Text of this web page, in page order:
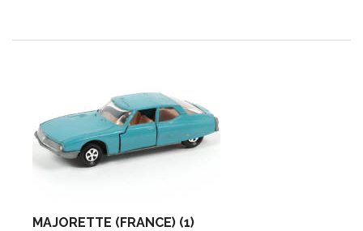
MAJORETTE (FRANCE) (1)